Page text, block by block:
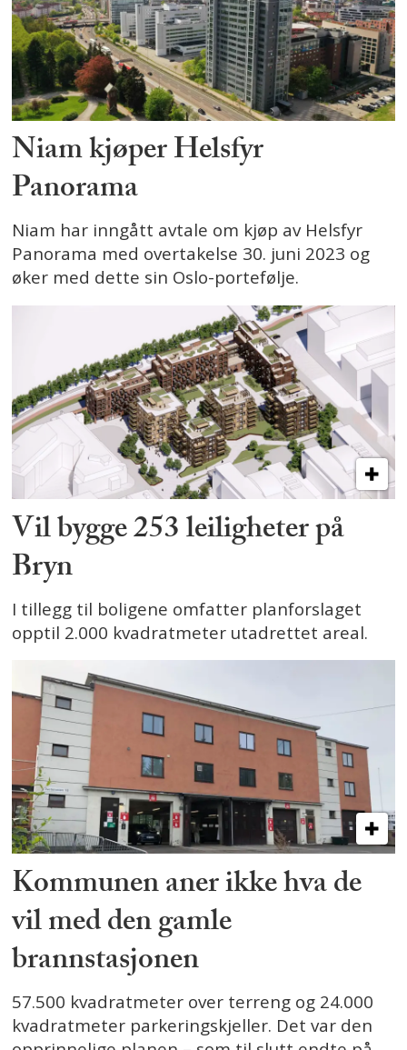
Niam kjøper Helsfyr
Panorama
Niam har inngått avtale om kjøp av Helsfyr
Panorama med overtakelse 30. juni 2023 og
øker med dette sin Oslo-portefølje.
Vil bygge 253 leiligheter på
Bryn
I tillegg til boligene omfatter planforslaget
opptil 2.000 kvadratmeter utadrettet areal.
Kommunen aner ikke hva de
vil med den gamle
brannstasjonen
57.500 kvadratmeter over terreng og 24.000
kvadratmeter parkeringskjeller. Det var den